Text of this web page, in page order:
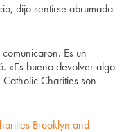
dijo sentirse abrumada
Es un
«Es bueno devolver algo
Charities son
Brooklyn and